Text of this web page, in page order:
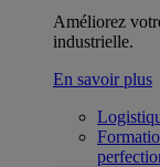
Améliorez
industrielle.
En savoir plus